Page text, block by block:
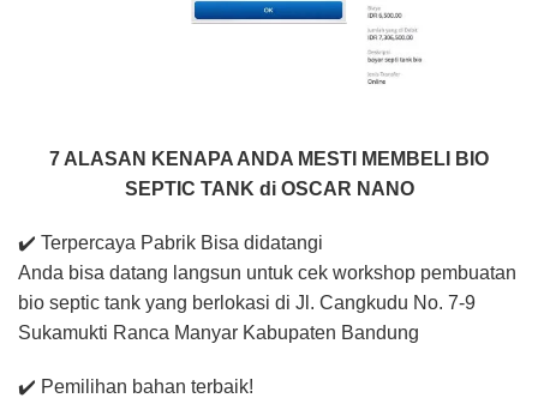
7 ALASAN KENAPA ANDA MESTI MEMBELI BIO
SEPTIC TANK di OSCAR NANO
✔️ Terpercaya Pabrik Bisa didatangi
Anda bisa datang langsun untuk cek workshop pembuatan
bio septic tank yang berlokasi di Jl. Cangkudu No. 7-9
Sukamukti Ranca Manyar Kabupaten Bandung
✔️ Pemilihan bahan terbaik!